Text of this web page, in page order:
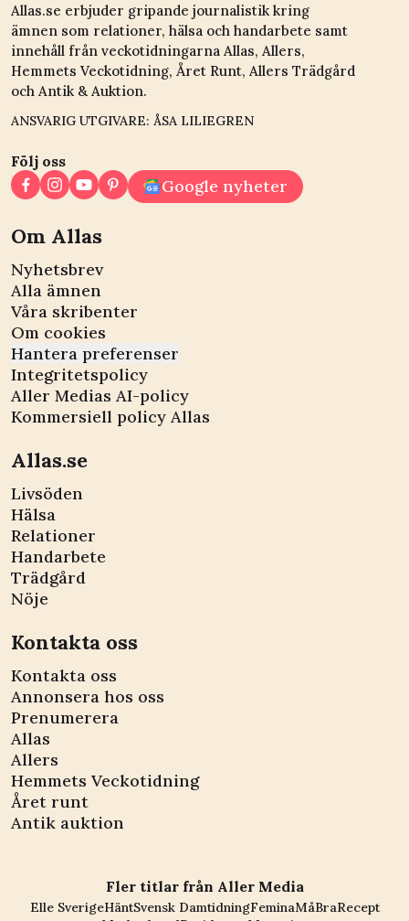
Allas.se erbjuder gripande journalistik kring
ämnen som relationer, hälsa och handarbete samt
innehåll från veckotidningarna Allas, Allers,
Hemmets Veckotidning, Året Runt, Allers Trädgård
och Antik & Auktion.
ANSVARIG UTGIVARE: ÅSA LILIEGREN
Följ oss
Google nyheter
Om Allas
Nyhetsbrev
Alla ämnen
Våra skribenter
Om cookies
Hantera preferenser
Integritetspolicy
Aller Medias AI-policy
Kommersiell policy Allas
Allas.se
Livsöden
Hälsa
Relationer
Handarbete
Trädgård
Nöje
Kontakta oss
Kontakta oss
Annonsera hos oss
Prenumerera
Allas
Allers
Hemmets Veckotidning
Året runt
Antik auktion
Fler titlar från Aller Media
Elle SverigeHäntSvensk DamtidningFeminaMåBraRecept